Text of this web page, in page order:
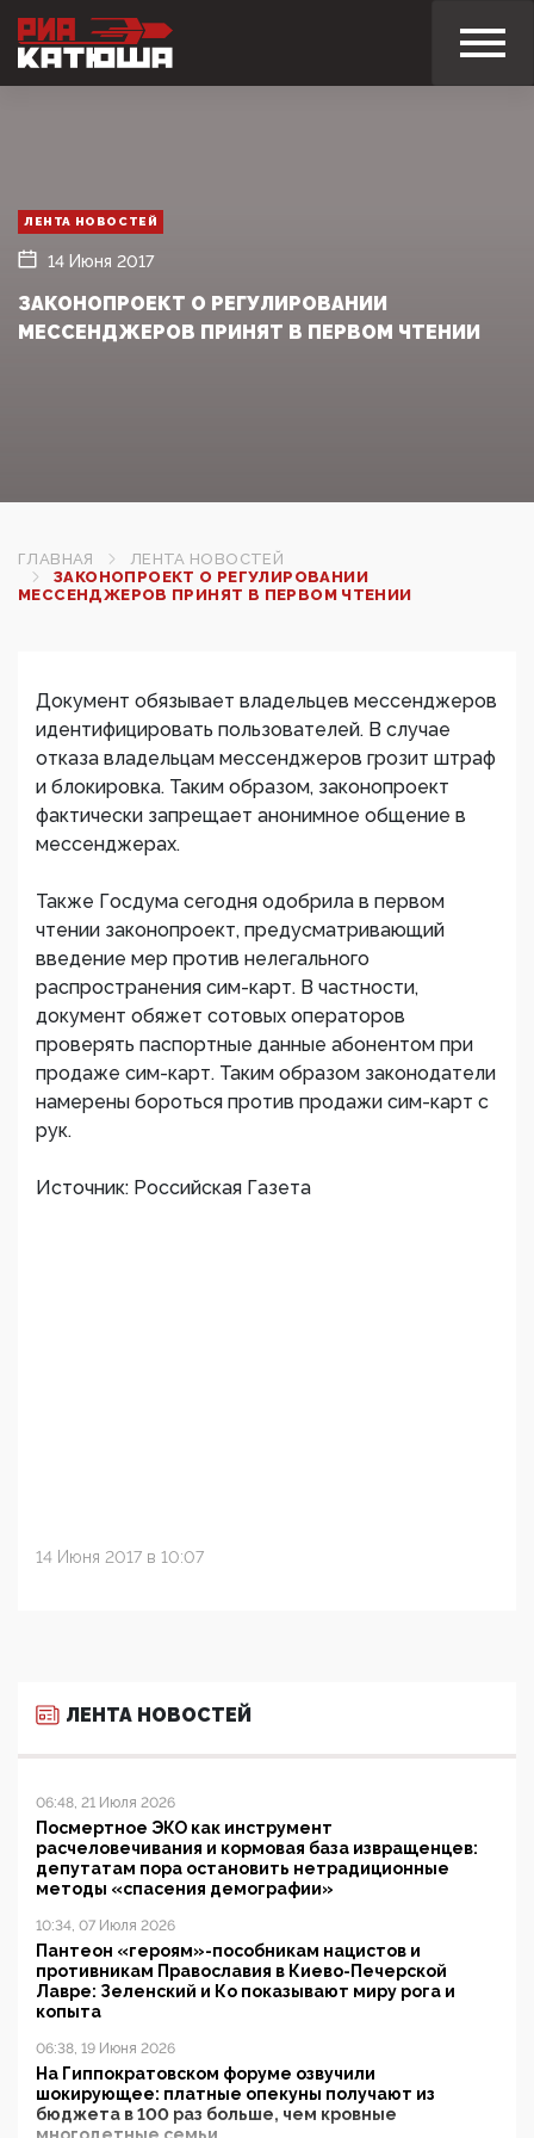
ЛЕНТА НОВОСТЕЙ
14 Июня 2017
ЗАКОНОПРОЕКТ О РЕГУЛИРОВАНИИ
МЕССЕНДЖЕРОВ ПРИНЯТ В ПЕРВОМ ЧТЕНИИ
ГЛАВНАЯ
ЛЕНТА НОВОСТЕЙ
ЗАКОНОПРОЕКТ О РЕГУЛИРОВАНИИ
МЕССЕНДЖЕРОВ ПРИНЯТ В ПЕРВОМ ЧТЕНИИ
Документ обязывает владельцев мессенджеров
идентифицировать пользователей. В случае
отказа владельцам мессенджеров грозит штраф
и блокировка. Таким образом, законопроект
фактически запрещает анонимное общение в
мессенджерах.
Также Госдума сегодня одобрила в первом
чтении законопроект, предусматривающий
введение мер против нелегального
распространения сим-карт. В частности,
документ обяжет сотовых операторов
проверять паспортные данные абонентом при
продаже сим-карт. Таким образом законодатели
намерены бороться против продажи сим-карт с
рук.
Источник: Российская Газета
14 Июня 2017 в 10:07
ЛЕНТА НОВОСТЕЙ
06:48, 21 Июля 2026
Посмертное ЭКО как инструмент
расчеловечивания и кормовая база извращенцев:
депутатам пора остановить нетрадиционные
методы «спасения демографии»
10:34, 07 Июля 2026
Пантеон «героям»-пособникам нацистов и
противникам Православия в Киево-Печерской
Лавре: Зеленский и Ко показывают миру рога и
копыта
06:38, 19 Июня 2026
На Гиппократовском форуме озвучили
шокирующее: платные опекуны получают из
бюджета в 100 раз больше, чем кровные